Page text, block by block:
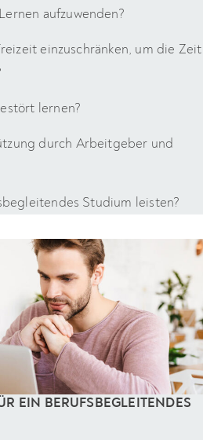
aufzuwenden?
einzuschränken, um die Zeit
lernen?
durch Arbeitgeber und
Studium leisten?
EIN BERUFSBEGLEITENDES